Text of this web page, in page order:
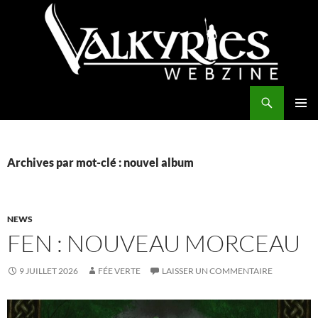
Archives par mot-clé : nouvel album
NEWS
FEN : NOUVEAU MORCEAU
9 JUILLET 2026 FÉE VERTE LAISSER UN COMMENTAIRE